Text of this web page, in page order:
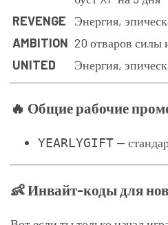
REVENGE
Энергия,
AMBITION 20 отваров силы
UNITED
Энергия,
🔥 Общие рабочие
YEARLYGIFT —
👶 Инвайт-коды для